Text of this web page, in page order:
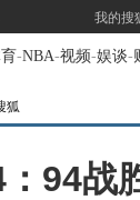
我的搜
-NBA-视频-娱谈-
狐
94战